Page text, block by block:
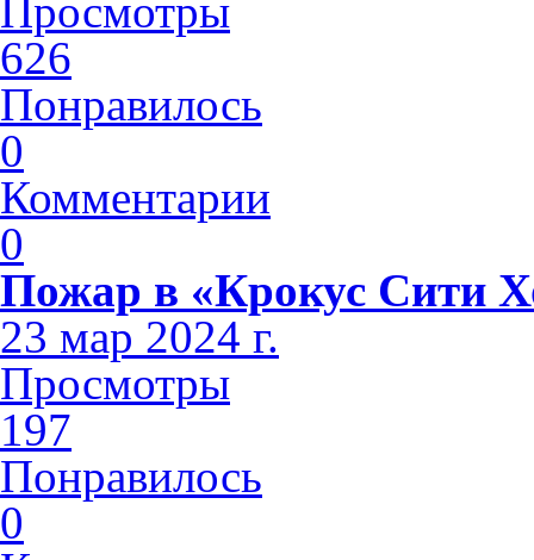
Просмотры
626
Понравилось
0
Комментарии
0
Пожар в «Крокус Сити
23 мар 2024 г.
Просмотры
197
Понравилось
0